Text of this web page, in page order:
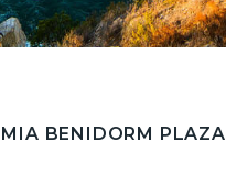
BENIDORM PLAZA